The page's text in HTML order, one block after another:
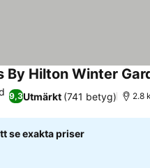
By Hilton Winter
9,3Utmärkt (741 betyg) 2.8
se exakta priser